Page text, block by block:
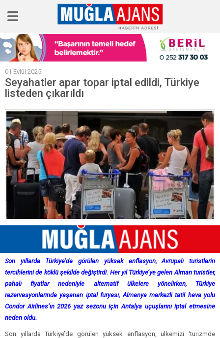
Ana Sayfa
Tüm Haberler
Köşe Yazıları
Sağlık
Magazin
Künye
01 Eylül 2025
Seyahatler apar topar iptal edildi, Türkiye
listeden çıkarıldı
Son yıllarda Türkiye’de görülen yüksek enflasyon, Avrupalı turistlerin
tercihlerini de köklü şekilde değiştirdi. Her yıl Türkiye’ye gelen Alman turistler,
pahalı fiyatlar nedeniyle alternatif ülkelere yönelirken, Türkiye
rezervasyonlarında yaşanan iptal furyası, Almanya merkezli tatil hava yolu
Condor Airlines’ın 2026 yaz sezonu için Antalya uçuşlarını iptal etmesine
neden oldu.
Son yıllarda Türkiye’de görülen yüksek enflasyon, ülkemizi ‘turizmde